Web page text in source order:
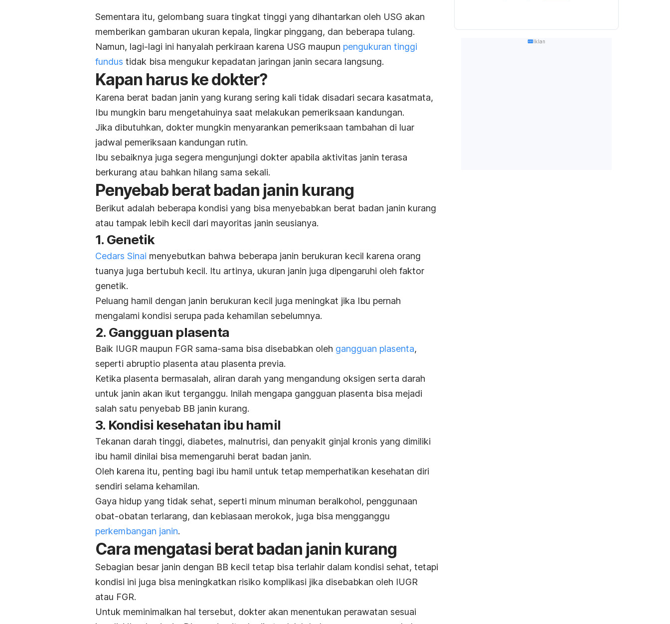
Sementara itu, gelombang suara tingkat tinggi yang dihantarkan oleh USG akan
memberikan gambaran ukuran kepala, lingkar pinggang, dan beberapa tulang.
Namun, lagi-lagi ini hanyalah perkiraan karena USG maupun pengukuran tinggi
fundus tidak bisa mengukur kepadatan jaringan janin secara langsung.
Kapan harus ke dokter?
Karena berat badan janin yang kurang sering kali tidak disadari secara kasatmata,
Ibu mungkin baru mengetahuinya saat melakukan pemeriksaan kandungan.
Jika dibutuhkan, dokter mungkin menyarankan pemeriksaan tambahan di luar
jadwal pemeriksaan kandungan rutin.
Ibu sebaiknya juga segera mengunjungi dokter apabila aktivitas janin terasa
berkurang atau bahkan hilang sama sekali.
Penyebab berat badan janin kurang
Berikut adalah beberapa kondisi yang bisa menyebabkan berat badan janin kurang
atau tampak lebih kecil dari mayoritas janin seusianya.
1. Genetik
Cedars Sinai menyebutkan bahwa beberapa janin berukuran kecil karena orang
tuanya juga bertubuh kecil. Itu artinya, ukuran janin juga dipengaruhi oleh faktor
genetik.
Peluang hamil dengan janin berukuran kecil juga meningkat jika Ibu pernah
mengalami kondisi serupa pada kehamilan sebelumnya.
2. Gangguan plasenta
Baik IUGR maupun FGR sama-sama bisa disebabkan oleh gangguan plasenta,
seperti abruptio plasenta atau plasenta previa.
Ketika plasenta bermasalah, aliran darah yang mengandung oksigen serta darah
untuk janin akan ikut terganggu. Inilah mengapa gangguan plasenta bisa mejadi
salah satu penyebab BB janin kurang.
3. Kondisi kesehatan ibu hamil
Tekanan darah tinggi, diabetes, malnutrisi, dan penyakit ginjal kronis yang dimiliki
ibu hamil dinilai bisa memengaruhi berat badan janin.
Oleh karena itu, penting bagi ibu hamil untuk tetap memperhatikan kesehatan diri
sendiri selama kehamilan.
Gaya hidup yang tidak sehat, seperti minum minuman beralkohol, penggunaan
obat-obatan terlarang, dan kebiasaan merokok, juga bisa mengganggu
perkembangan janin.
Cara mengatasi berat badan janin kurang
Sebagian besar janin dengan BB kecil tetap bisa terlahir dalam kondisi sehat, tetapi
kondisi ini juga bisa meningkatkan risiko komplikasi jika disebabkan oleh IUGR
atau FGR.
Untuk meminimalkan hal tersebut, dokter akan menentukan perawatan sesuai
Iklan